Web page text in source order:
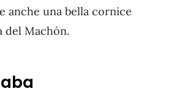
anche una bella cornice
del Machón.